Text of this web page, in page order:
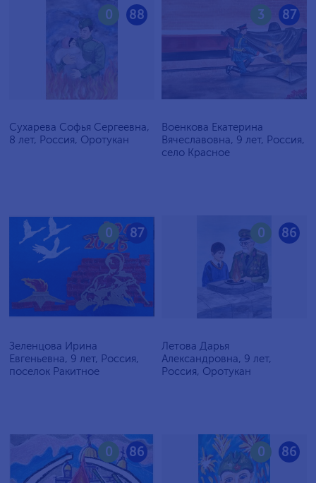
88
0
Сухарева Софья Сергеевна,
8 лет, Россия, Оротукан
87
3
Военкова Екатерина
Вячеславовна, 9 лет, Россия,
село Красное
87
0
Зеленцова Ирина
Евгеньевна, 9 лет, Россия,
поселок Ракитное
86
0
Летова Дарья
Александровна, 9 лет,
Россия, Оротукан
86
0 86
0